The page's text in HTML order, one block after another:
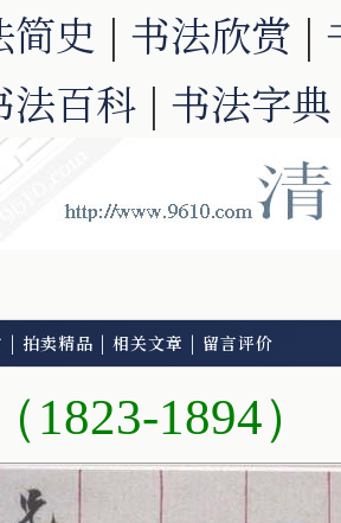
简史 | 书法欣赏 |
法百科 | 书法字典
| 拍卖精品 | 相关文章 | 留言评价
（1823-1894）